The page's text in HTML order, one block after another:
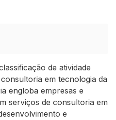
de atividade
em tecnologia da
engloba empresas e
serviços de consultoria em
e